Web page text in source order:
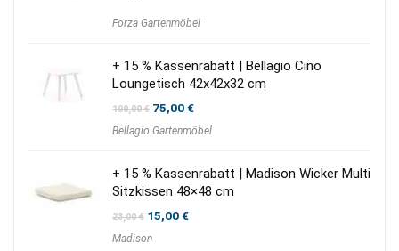
Forza Gartenmöbel
+ 15 % Kassenrabatt | Bellagio Cino
Loungetisch 42x42x32 cm
100,00€ Ursprünglicher
war:
75,00€Aktueller
ist:
Bellagio Gartenmöbel
+ 15 % Kassenrabatt | Madison Wicker Multi
Sitzkissen 48×48 cm
23,00€ Ursprünglicher
war:
15,00€Aktueller
Madison